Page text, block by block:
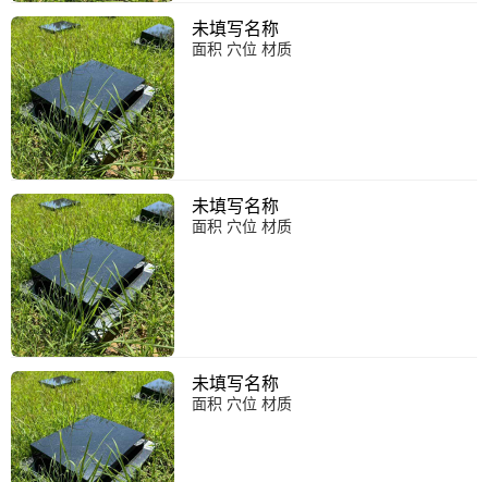
未填写名称
面积 穴位 材质
未填写名称
面积 穴位 材质
未填写名称
面积 穴位 材质